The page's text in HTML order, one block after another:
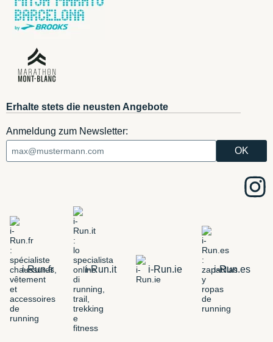
Erhalte stets die neusten Angebote
Anmeldung zum Newsletter:
i-Run.fr i-Run.it i-Run.ie i-Run.es